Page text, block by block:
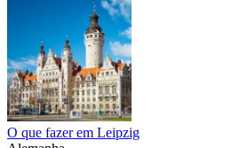
O que fazer em Leipzig